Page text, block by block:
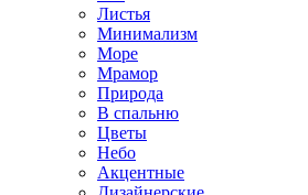
Листья
Минимализм
Море
Мрамор
Природа
В спальню
Цветы
Небо
Акцентные